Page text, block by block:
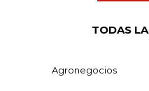
TODAS
Agronegocios